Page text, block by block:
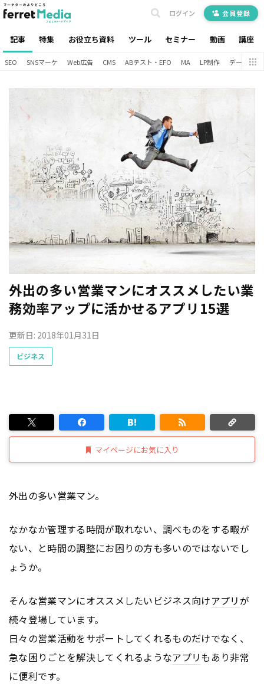
記事 特集 お役立ち資料 ツール セミナー 動画 講座
ログイン 会員登録
SEO SNSマーケ Web広告 CMS ABテスト・EFO MA LP制作 データ分析
外出の多い営業マンにオススメしたい業
務効率アップに活かせるアプリ15選
更新日: 2018年01月31日
ビジネス
マイページにお気に入り
外出の多い営業マン。
なかなか管理する時間が取れない、調べものをする暇が
ない、と時間の調整にお困りの方も多いのではないでし
ょうか。
そんな営業マンにオススメしたいビジネス向けアプリが
続々登場しています。
日々の営業活動をサポートしてくれるものだけでなく、
急な困りごとを解決してくれるようなアプリもあり非常
に便利です。